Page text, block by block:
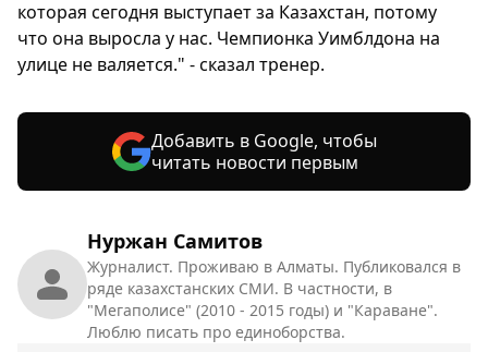
Нуржан Самитов
Журналист. Проживаю в Алматы. Публиковался в
ряде казахстанских СМИ. В частности, в
"Мегаполисе" (2010 - 2015 годы) и "Караване".
Люблю писать про единоборства.
которая сегодня выступает за Казахстан, потому
что она выросла у нас. Чемпионка Уимблдона на
улице не валяется." - сказал тренер.
Добавить в Google, чтобы
читать новости первым